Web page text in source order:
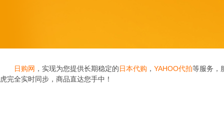
日购网 ，实现为您提供长期稳定的日本代购 ， YAHOO代拍等服务，
虎完全实时同步，商品直达您手中！